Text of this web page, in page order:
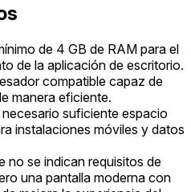
de 4 GB de RAM para el
de la aplicación de escritorio.
compatible capaz de
manera eficiente.
necesario suficiente espacio
instalaciones móviles y datos
no se indican requisitos de
una pantalla moderna con